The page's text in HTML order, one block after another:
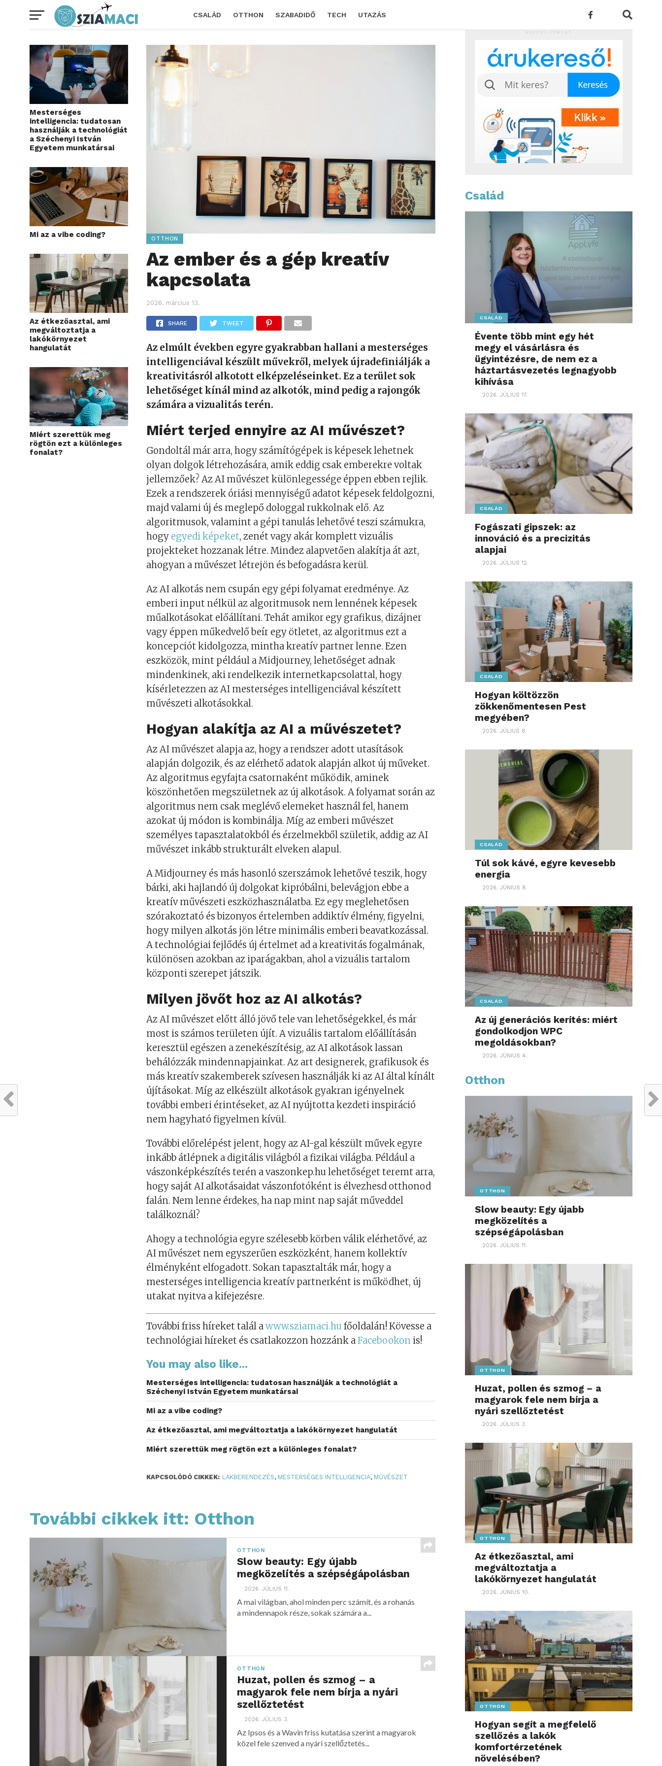
CSALÁD OTTHON SZABADIDŐ TECH UTAZÁS
Mesterséges
intelligencia: tudatosan
használják a technológiát
a Széchenyi István
Egyetem munkatársai
Mi az a vibe coding?
Az étkezőasztal, ami
megváltoztatja a
lakókörnyezet
hangulatát
Miért szerettük meg
rögtön ezt a különleges
fonalat?
OTTHON
Az ember és a gép kreatív
kapcsolata
2026. március 13.
SHARE TWEET
Az elmúlt években egyre gyakrabban hallani a mesterséges
intelligenciával készült művekről, melyek újradefiniálják a
kreativitásról alkotott elképzeléseinket. Ez a terület sok
lehetőséget kínál mind az alkotók, mind pedig a rajongók
számára a vizualitás terén.
Miért terjed ennyire az AI művészet?
Gondoltál már arra, hogy számítógépek is képesek lehetnek
olyan dolgok létrehozására, amik eddig csak emberekre voltak
jellemzőek? Az AI művészet különlegessége éppen ebben rejlik.
Ezek a rendszerek óriási mennyiségű adatot képesek feldolgozni,
majd valami új és meglepő dologgal rukkolnak elő. Az
algoritmusok, valamint a gépi tanulás lehetővé teszi számukra,
hogy egyedi képeket, zenét vagy akár komplett vizuális
projekteket hozzanak létre. Mindez alapvetően alakítja át azt,
ahogyan a művészet létrejön és befogadásra kerül.
Az AI alkotás nem csupán egy gépi folyamat eredménye. Az
emberi input nélkül az algoritmusok nem lennének képesek
műalkotásokat előállítani. Tehát amikor egy grafikus, dizájner
vagy éppen műkedvelő beír egy ötletet, az algoritmus ezt a
koncepciót kidolgozza, mintha kreatív partner lenne. Ezen
eszközök, mint például a Midjourney, lehetőséget adnak
mindenkinek, aki rendelkezik internetkapcsolattal, hogy
kísérletezzen az AI mesterséges intelligenciával készített
művészeti alkotásokkal.
Hogyan alakítja az AI a művészetet?
Az AI művészet alapja az, hogy a rendszer adott utasítások
alapján dolgozik, és az elérhető adatok alapján alkot új műveket.
Az algoritmus egyfajta csatornaként működik, aminek
köszönhetően megszületnek az új alkotások. A folyamat során az
algoritmus nem csak meglévő elemeket használ fel, hanem
azokat új módon is kombinálja. Míg az emberi művészet
személyes tapasztalatokból és érzelmekből születik, addig az AI
művészet inkább strukturált elveken alapul.
A Midjourney és más hasonló szerszámok lehetővé teszik, hogy
bárki, aki hajlandó új dolgokat kipróbálni, belevágjon ebbe a
kreatív művészeti eszközhasználatba. Ez egy meglehetősen
szórakoztató és bizonyos értelemben addiktív élmény, figyelni,
hogy milyen alkotás jön létre minimális emberi beavatkozással.
A technológiai fejlődés új értelmet ad a kreativitás fogalmának,
különösen azokban az iparágakban, ahol a vizuális tartalom
központi szerepet játszik.
Milyen jövőt hoz az AI alkotás?
Az AI művészet előtt álló jövő tele van lehetőségekkel, és már
most is számos területen újít. A vizuális tartalom előállításán
keresztül egészen a zenekészítésig, az AI alkotások lassan
behálózzák mindennapjainkat. Az art designerek, grafikusok és
más kreatív szakemberek szívesen használják ki az AI által kínált
újításokat. Míg az elkészült alkotások gyakran igényelnek
további emberi érintéseket, az AI nyújtotta kezdeti inspiráció
nem hagyható figyelmen kívül.
További előrelépést jelent, hogy az AI-gal készült művek egyre
inkább átlépnek a digitális világból a fizikai világba. Például a
vászonképkészítés terén a vaszonkep.hu lehetőséget teremt arra,
hogy saját AI alkotásaidat vászonfotóként is élvezhesd otthonod
falán. Nem lenne érdekes, ha nap mint nap saját műveddel
találkoznál?
Ahogy a technológia egyre szélesebb körben válik elérhetővé, az
AI művészet nem egyszerűen eszközként, hanem kollektív
élményként elfogadott. Sokan tapasztalták már, hogy a
mesterséges intelligencia kreatív partnerként is működhet, új
utakat nyitva a kifejezésre.
További friss híreket talál awww.sziamaci.hu főoldalán! Kövesse a
technológiai híreket és csatlakozzon hozzánk aFacebookon is!
You may also like...
Mesterséges intelligencia: tudatosan használják a technológiát a
Széchenyi István Egyetem munkatársai
Mi az a vibe coding?
Az étkezőasztal, ami megváltoztatja a lakókörnyezet hangulatát
Miért szerettük meg rögtön ezt a különleges fonalat?
KAPCSOLÓDÓ CIKKEK: LAKBERENDEZÉS, MESTERSÉGES INTELLIGENCIA, MŰVÉSZET
További cikkek itt: Otthon
OTTHON
Slow beauty: Egy újabb
megközelítés a szépségápolásban
2026. JÚLIUS 11.
A mai világban, ahol minden perc számít, és a rohanás
a mindennapok része, sokak számára a...
OTTHON
Huzat, pollen és szmog – a
magyarok fele nem bírja a nyári
szellőztetést
2026. JÚLIUS 3.
Az Ipsos és a Wavin friss kutatása szerint a magyarok
közel fele szenved a nyári szellőztetés...
ADVERTISEMENT
Család
CSALÁD
Évente több mint egy hét
megy el vásárlásra és
ügyintézésre, de nem ez a
háztartásvezetés legnagyobb
kihívása
2026. JÚLIUS 17.
CSALÁD
Fogászati gipszek: az
innováció és a precizitás
alapjai
2026. JÚLIUS 12.
CSALÁD
Hogyan költözzön
zökkenőmentesen Pest
megyében?
2026. JÚLIUS 8.
CSALÁD
Túl sok kávé, egyre kevesebb
energia
2026. JÚNIUS 8.
CSALÁD
Az új generációs kerítés: miért
gondolkodjon WPC
megoldásokban?
2026. JÚNIUS 4.
Otthon
OTTHON
Slow beauty: Egy újabb
megközelítés a
szépségápolásban
2026. JÚLIUS 11.
OTTHON
Huzat, pollen és szmog – a
magyarok fele nem bírja a
nyári szellőztetést
2026. JÚLIUS 3.
OTTHON
Az étkezőasztal, ami
megváltoztatja a
lakókörnyezet hangulatát
2026. JÚNIUS 10.
OTTHON
Hogyan segít a megfelelő
szellőzés a lakók
komfortérzetének
növelésében?